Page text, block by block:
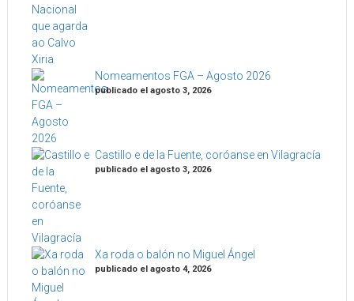
Nomeamentos FGA – Agosto 2026
publicado el agosto 3, 2026
Castillo e de la Fuente, coróanse en Vilagracía
publicado el agosto 3, 2026
Xa roda o balón no Miguel Ángel
publicado el agosto 4, 2026